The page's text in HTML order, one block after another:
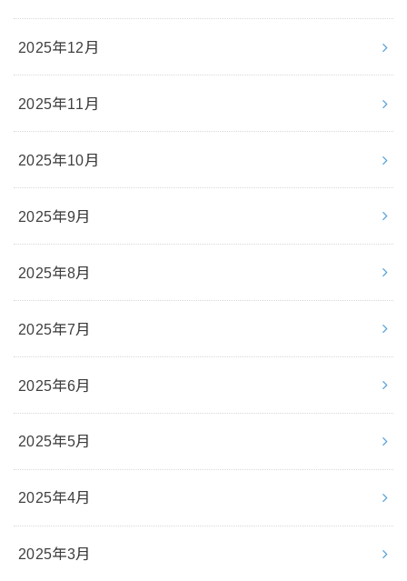
2025年12月
2025年11月
2025年10月
2025年9月
2025年8月
2025年7月
2025年6月
2025年5月
2025年4月
2025年3月